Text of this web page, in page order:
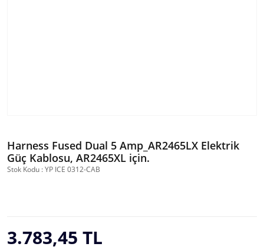
Harness Fused Dual 5 Amp_AR2465LX Elektrik
Güç Kablosu, AR2465XL için.
Stok Kodu : YP ICE 0312-CAB
3.783,45 TL